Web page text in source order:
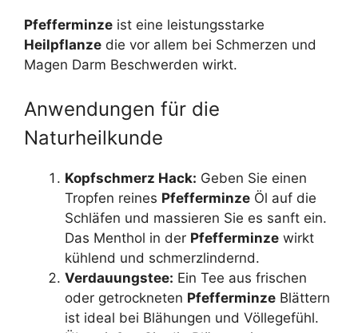
Pfefferminze ist eine leistungsstarke
Heilpflanze die vor allem bei Schmerzen und
Magen Darm Beschwerden wirkt.
Anwendungen für die
Naturheilkunde
Kopfschmerz Hack: Geben Sie einen
Tropfen reines Pfefferminze Öl auf die
Schläfen und massieren Sie es sanft ein.
Das Menthol in der Pfefferminze wirkt
kühlend und schmerzlindernd.
Verdauungstee: Ein Tee aus frischen
oder getrockneten Pfefferminze Blättern
ist ideal bei Blähungen und Völlegefühl.